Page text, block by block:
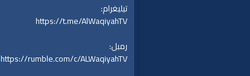
تيليغرام:
https://t.me/AlWaqiyahTV
رمبل:
https://rumble.com/c/ALWaqiyahTV